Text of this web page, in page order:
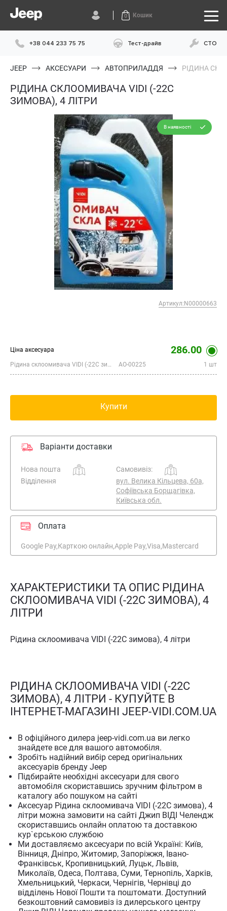
0 Кошик
+38 044 233 75 75 Тест-драйв СТО
JEEP АКСЕСУАРИ АВТОПРИЛАДДЯ РІДИНА
РІДИНА СКЛООМИВАЧА VIDI (-22С
ЗИМОВА), 4 ЛІТРИ
В наявності
Артикул:N00000663
Ціна аксесуара 286.00
Рідина склоомивача VIDI (-22С зимова), 4 літри AO-00225 1 шт
Купити
Варіанти доставки
Нова пошта
Самовивіз:
Відділення
вул. Велика Кільцева, 60а,
Софіївська Борщагівка,
Київська обл.
Оплата
Google Pay,Карткою онлайн,Apple Pay,Visa,Mastercard
ХАРАКТЕРИСТИКИ ТА ОПИС РІДИНА
СКЛООМИВАЧА VIDI (-22С ЗИМОВА), 4
ЛІТРИ
Рідина склоомивача VIDI (-22С зимова), 4 літри
РІДИНА СКЛООМИВАЧА VIDI (-22С
ЗИМОВА), 4 ЛІТРИ - КУПУЙТЕ В
ІНТЕРНЕТ-МАГАЗИНІ JEEP-VIDI.COM.UA
В офіційного дилера jeep-vidi.com.ua ви легко
знайдете все для вашого автомобіля.
Зробіть надійний вибір серед оригінальних
аксесуарів бренду Jeep
Підбирайте необхідні аксесуари для свого
автомобіля скориставшись зручним фільтром в
каталогу або пошуком на сайті
Аксесуар Рідина склоомивача VIDI (-22С зимова), 4
літри можна замовити на сайті Джип ВІДІ Челендж
скориставшись онлайн оплатою та доставкою
кур`єрською службою
Ми доставляємо аксесуари по всій Україні: Київ,
Вінниця, Дніпро, Житомир, Запоріжжя, Івано-
Франківськ, Кропивницький, Луцьк, Львів,
Миколаїв, Одеса, Полтава, Суми, Тернопіль, Харків,
Хмельницький, Черкаси, Чернігів, Чернівці до
відділень Нової Пошти та поштомати. Доступний
безкоштовний самовивіз із дилерського центру